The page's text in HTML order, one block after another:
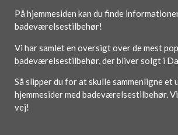
På hjemmesiden kan du finde
badeværelsestilbehør!
Vi har samlet en oversigt over de mest
badeværelsestilbehør, der bliver solgt i
Så slipper du for at skulle sammenligne et
hjemmesider med badeværelsestilbehør.
vej!